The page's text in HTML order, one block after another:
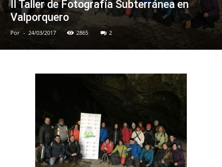
II Taller de Fotografía Subterránea en
Valporquero
Por - 24/03/2017 2865 2